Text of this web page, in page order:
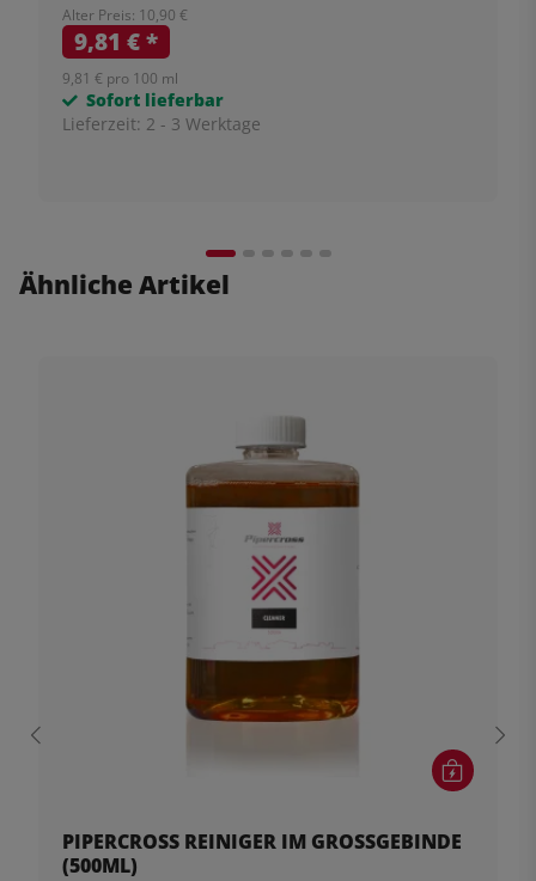
Alter Preis: 10,90 €
9,81 €*
9,81 € pro 100 ml
Sofort lieferbar
Lieferzeit: 2 - 3 Werktage
Ähnliche Artikel
PIPERCROSS REINIGER IM GROSSGEBINDE (
500ML)